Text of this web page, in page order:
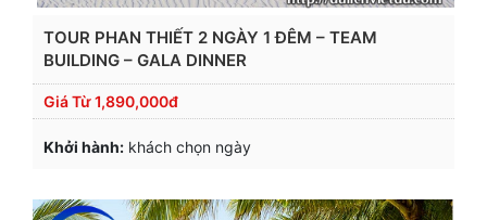
TOUR PHAN THIẾT 2 NGÀY 1 ĐÊM – TEAM
BUILDING – GALA DINNER
Giá Từ1,890,000đ
Khởi hành: khách chọn ngày